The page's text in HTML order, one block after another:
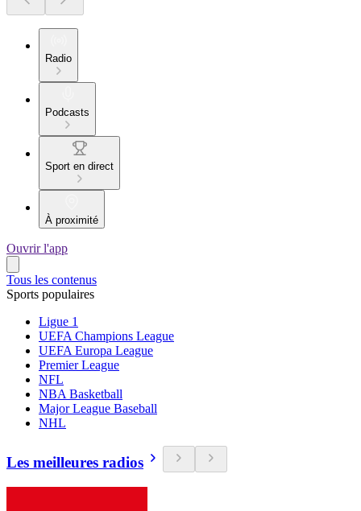
Radio
Podcasts
Sport en direct
À proximité
Ouvrir l'app
Tous les contenus
Sports populaires
Ligue 1
UEFA Champions League
UEFA Europa League
Premier League
NFL
NBA Basketball
Major League Baseball
NHL
Les meilleures radios